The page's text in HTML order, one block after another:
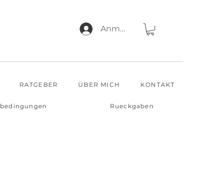
Anmelden
RATGEBER ÜBER MICH KONTAKT
Rueckgaben